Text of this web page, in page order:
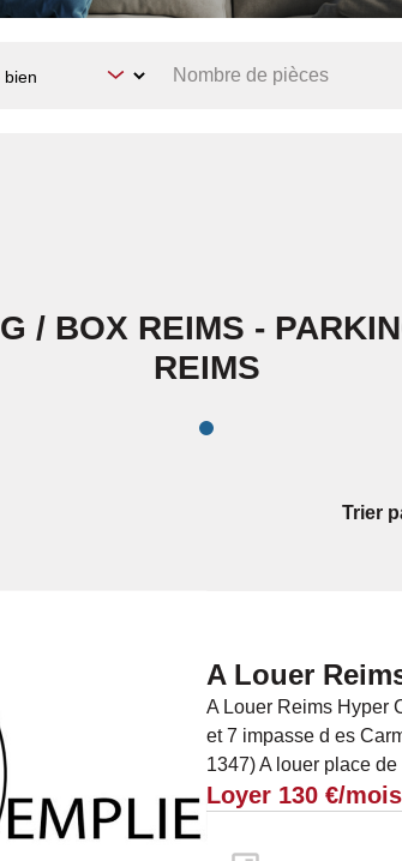
/ BOX REIMS -
REIMS
Trier
A Louer
A Louer Reims Hyper
et 7 impasse d es
1347) A louer place
Loyer 130 €/mois